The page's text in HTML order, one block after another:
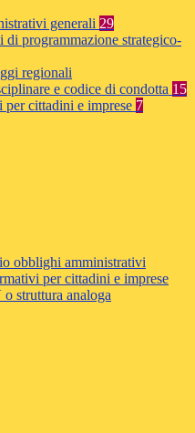
generali 29
di programmazione strategico-
regionali
e codice di condotta 15
cittadini e imprese 7
obblighi amministrativi
per cittadini e imprese
struttura analoga